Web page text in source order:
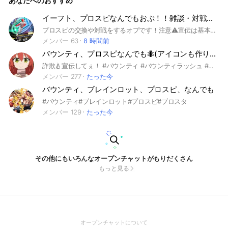
イーフト、プロスピなんでもおぷ！！雑談・対戦・交換
プロスピの交換や対戦をするオプです！注意⚠️宣伝は基本禁止です。宣伝目的の人はお帰りください。 大手仲介を入れたりして誰も悲しむことがないようにしてください！主とか副官に対してもタメ語全然おっけーです！じゃ、楽しんで！！
メンバー 63
8 時間前
バウンティ、プロスピなんでも🐜(アイコンも作ります)
詐欺🍐宣伝してぇ！ #バウンティ #バウンティラッシュ #プロスピ
メンバー 277
たった今
バウンティ、ブレインロット、プロスピ、なんでも
#バウンティ#ブレインロット#プロスピ#ブロスタ
メンバー 129
たった今
その他にもいろんなオープンチャットがもりだくさん
もっと見る
オープンチャットについて